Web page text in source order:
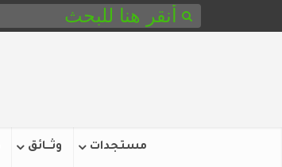
مستجدات وثـــائق